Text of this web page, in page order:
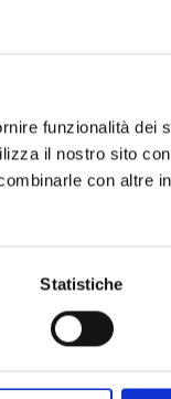
funzionalità dei
il nostro sito
con altre
Statistiche
25/01/2017
€ 5,90